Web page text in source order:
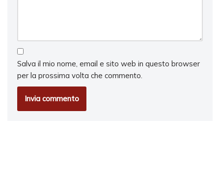
Salva il mio nome, email e sito web in questo browser
per la prossima volta che commento.